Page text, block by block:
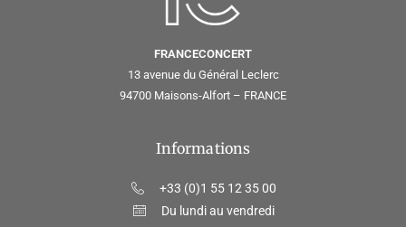
FRANCECONCERT
13 avenue du Général Leclerc
94700 Maisons-Alfort – FRANCE
Informations
+33 (0)1 55 12 35 00
Du lundi au vendredi